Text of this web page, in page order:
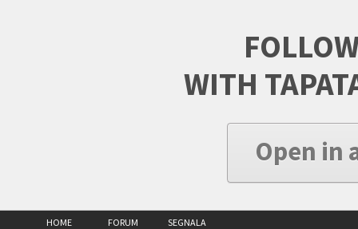
WITH
Open in
HOME FORUM SEGNALA